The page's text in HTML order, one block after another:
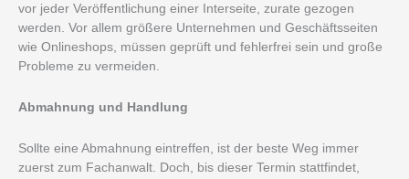
vor jeder Veröffentlichung einer Interseite, zurate gezogen
werden. Vor allem größere Unternehmen und Geschäftsseiten
wie Onlineshops, müssen geprüft und fehlerfrei sein und große
Probleme zu vermeiden.
Abmahnung und Handlung
Sollte eine Abmahnung eintreffen, ist der beste Weg immer
zuerst zum Fachanwalt. Doch, bis dieser Termin stattfindet,